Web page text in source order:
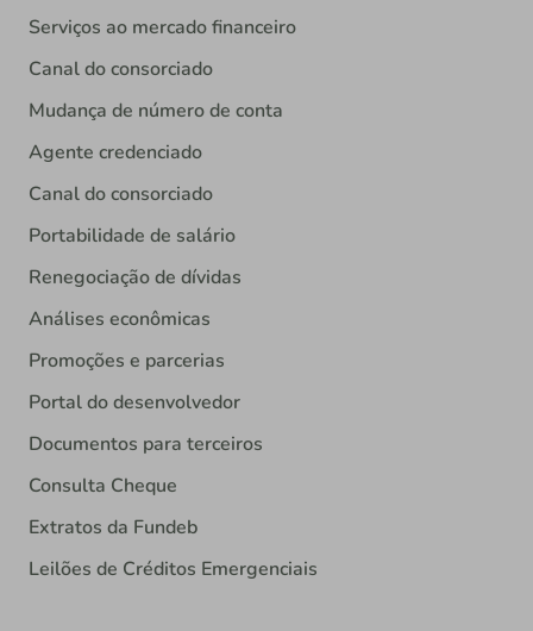
Serviços ao mercado financeiro
Canal do consorciado
Mudança de número de conta
Agente credenciado
Canal do consorciado
Portabilidade de salário
Renegociação de dívidas
Análises econômicas
Promoções e parcerias
Portal do desenvolvedor
Documentos para terceiros
Consulta Cheque
Extratos da Fundeb
Leilões de Créditos Emergenciais